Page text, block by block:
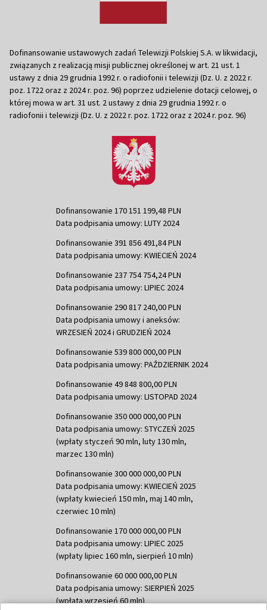
Dofinansowanie ustawowych zadań Telewizji Polskiej S.A. w likwidacji,
związanych z realizacją misji publicznej określonej w art. 21 ust. 1
ustawy z dnia 29 grudnia 1992 r. o radiofonii i telewizji (Dz. U. z 2022 r.
poz. 1722 oraz z 2024 r. poz. 96) poprzez udzielenie dotacji celowej, o
której mowa w art. 31 ust. 2 ustawy z dnia 29 grudnia 1992 r. o
radiofonii i telewizji (Dz. U. z 2022 r. poz. 1722 oraz z 2024 r. poz. 96)
Dofinansowanie 170 151 199,48 PLN
Data podpisania umowy: LUTY 2024
Dofinansowanie 391 856 491,84 PLN
Data podpisania umowy: KWIECIEŃ 2024
Dofinansowanie 237 754 754,24 PLN
Data podpisania umowy: LIPIEC 2024
Dofinansowanie 290 817 240,00 PLN
Data podpisania umowy i aneksów:
WRZESIEŃ 2024 i GRUDZIEŃ 2024
Dofinansowanie 539 800 000,00 PLN
Data podpisania umowy: PAŹDZIERNIK 2024
Dofinansowanie 49 848 800,00 PLN
Data podpisania umowy: LISTOPAD 2024
Dofinansowanie 350 000 000,00 PLN
Data podpisania umowy: STYCZEŃ 2025
(wpłaty styczeń 90 mln, luty 130 mln,
marzec 130 mln)
Dofinansowanie 300 000 000,00 PLN
Data podpisania umowy: KWIECIEŃ 2025
(wpłaty kwiecień 150 mln, maj 140 mln,
czerwiec 10 mln)
Dofinansowanie 170 000 000,00 PLN
Data podpisania umowy: LIPIEC 2025
(wpłaty lipiec 160 mln, sierpień 10 mln)
Dofinansowanie 60 000 000,00 PLN
Data podpisania umowy: SIERPIEŃ 2025
(wpłata wrzesień 60 mln)